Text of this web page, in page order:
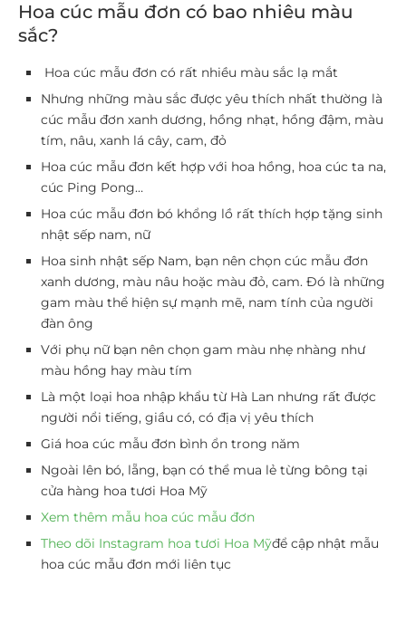
Hoa cúc mẫu đơn có bao nhiêu màu
sắc?
Hoa cúc mẫu đơn có rất nhiều màu sắc lạ mắt
Nhưng những màu sắc được yêu thích nhất thường là
cúc mẫu đơn xanh dương, hồng nhạt, hồng đậm, màu
tím, nâu, xanh lá cây, cam, đỏ
Hoa cúc mẫu đơn kết hợp với hoa hồng, hoa cúc ta na,
cúc Ping Pong…
Hoa cúc mẫu đơn bó khổng lồ rất thích hợp tặng sinh
nhật sếp nam, nữ
Hoa sinh nhật sếp Nam, bạn nên chọn cúc mẫu đơn
xanh dương, màu nâu hoặc màu đỏ, cam. Đó là những
gam màu thể hiện sự mạnh mẽ, nam tính của người
đàn ông
Với phụ nữ bạn nên chọn gam màu nhẹ nhàng như
màu hồng hay màu tím
Là một loại hoa nhập khẩu từ Hà Lan nhưng rất được
người nổi tiếng, giầu có, có địa vị yêu thích
Giá hoa cúc mẫu đơn bình ổn trong năm
Ngoài lên bó, lẵng, bạn có thể mua lẻ từng bông tại
cửa hàng hoa tươi Hoa Mỹ
Xem thêm mẫu hoa cúc mẫu đơn
Theo dõi Instagram hoa tươi Hoa Mỹđể cập nhật mẫu
hoa cúc mẫu đơn mới liên tục